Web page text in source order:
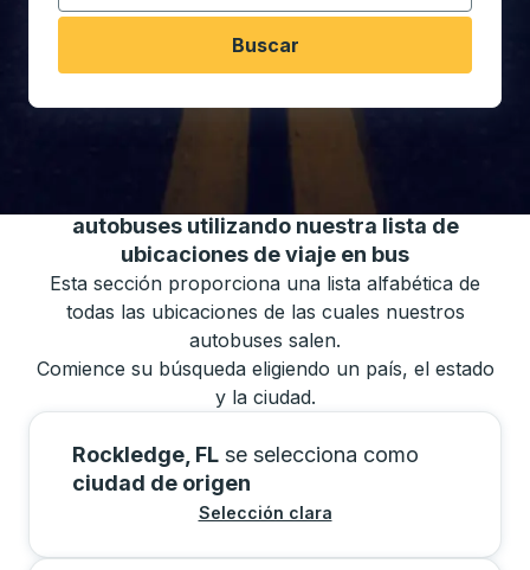
Buscar
autobuses utilizando nuestra lista de
ubicaciones de viaje en bus
Esta sección proporciona una lista alfabética de
todas las ubicaciones de las cuales nuestros
autobuses salen.
Comience su búsqueda eligiendo un país, el estado
y la ciudad.
Rockledge, FL se selecciona como
ciudad de origen
Selección clara